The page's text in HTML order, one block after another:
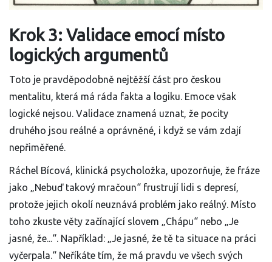
Krok 3: Validace emocí místo
logických argumentů
Toto je pravděpodobně nejtěžší část pro českou
mentalitu, která má ráda fakta a logiku. Emoce však
logické nejsou. Validace znamená uznat, že pocity
druhého jsou reálné a oprávněné, i když se vám zdají
nepřiměřené.
Ráchel Bícová, klinická psycholožka, upozorňuje, že fráze
jako „Nebuď takový mračoun“ frustrují lidi s depresí,
protože jejich okolí neuznává problém jako reálný. Místo
toho zkuste věty začínající slovem „Chápu“ nebo „Je
jasné, že...“. Například: „Je jasné, že tě ta situace na práci
vyčerpala.“ Neříkáte tím, že má pravdu ve všech svých